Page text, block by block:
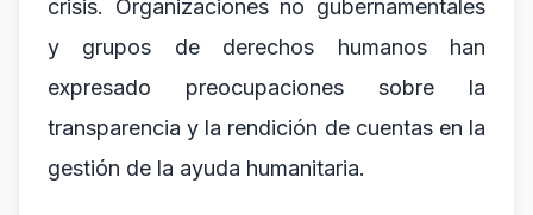
crisis. Organizaciones no gubernamentales
y grupos de derechos humanos han
expresado preocupaciones sobre la
transparencia y la rendición de cuentas en la
gestión de la ayuda humanitaria.